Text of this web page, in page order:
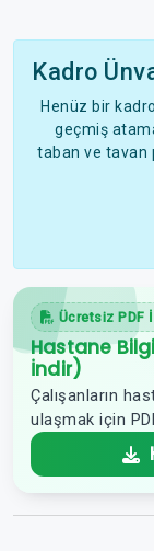
Kadro
Henüz bir
geçmiş
taban ve tavan
Ücretsiz PDF
Hastane
İndir)
Çalışanların
ulaşmak için